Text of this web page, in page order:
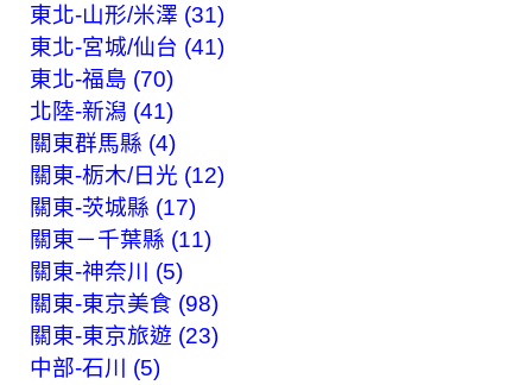
東北-山形/米澤 (31)
東北-宮城/仙台 (41)
東北-福島 (70)
北陸-新潟 (41)
關東群馬縣 (4)
關東-栃木/日光 (12)
關東-茨城縣 (17)
關東－千葉縣 (11)
關東-神奈川 (5)
關東-東京美食 (98)
關東-東京旅遊 (23)
中部-石川 (5)